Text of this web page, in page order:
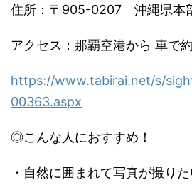
住所：〒905-0207 沖縄県本
アクセス：那覇空港から 車で
https://www.tabirai.net/s/
00363.aspx
◎こんな人におすすめ！
・自然に囲まれて写真が撮り